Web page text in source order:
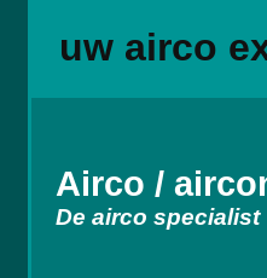
uw airco
Airco /
De airco